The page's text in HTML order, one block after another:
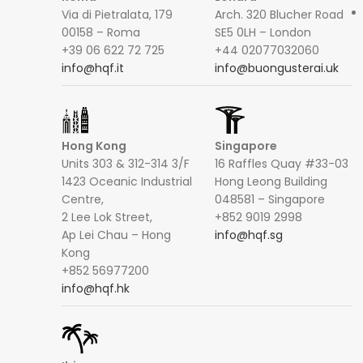
Via di Pietralata, 179
00158 – Roma
+39 06 622 72 725
info@hqf.it
Arch. 320 Blucher Road
SE5 0LH – London
+44 02077032060
info@buongusterai.uk
Hong Kong
Units 303 & 312-314 3/F
1423 Oceanic Industrial
Centre,
2 Lee Lok Street,
Ap Lei Chau – Hong
Kong
+852 56977200
info@hqf.hk
Singapore
16 Raffles Quay #33-03
Hong Leong Building
048581 – Singapore
+852 9019 2998
info@hqf.sg